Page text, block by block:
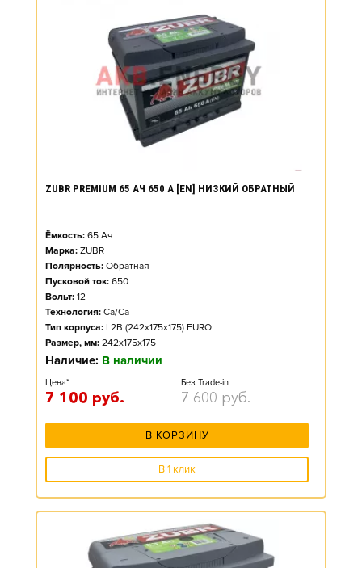
ZUBR PREMIUM 65 АЧ 650 А [EN] НИЗКИЙ ОБРАТНЫЙ
Ёмкость: 65 Ач
Марка: ZUBR
Полярность: Обратная
Пусковой ток: 650
Вольт: 12
Технология: Ca/Ca
Тип корпуса: L2B (242x175x175) EURO
Размер, мм: 242x175x175
Наличие: В наличии
Цена*
7 100 руб.
Без Trade-in
7 600 руб.
В КОРЗИНУ
В 1 клик